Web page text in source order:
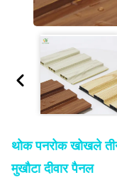
थोक पनरोक खोखले
मुखौटा दीवार पैनल